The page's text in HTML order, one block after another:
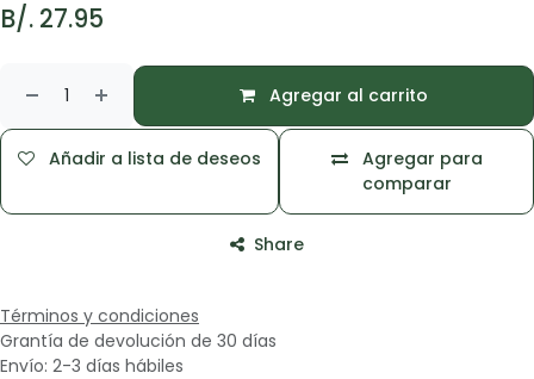
B/. 27.95
Agregar al carrito
Agregar para
comparar
Añadir a lista de deseos
Share
Términos y condiciones
Grantía de devolución de 30 días
Envío: 2-3 días hábiles